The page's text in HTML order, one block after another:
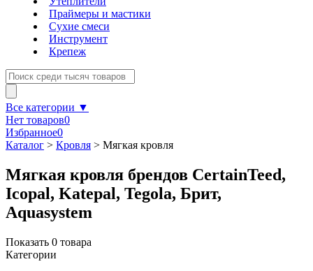
Праймеры и мастики
Сухие смеси
Инструмент
Крепеж
Все категории ▼
Нет товаров0
Избранное0
Каталог > Кровля > Мягкая кровля
Мягкая кровля брендов CertainTeed,
Icopal, Katepal, Tegola, Брит,
Aquasystem
Показать 0 товара
Категории